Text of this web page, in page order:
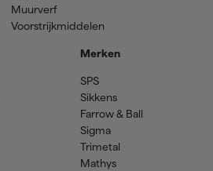
Muurverf
Voorstrijkmiddelen
Merken
SPS
Sikkens
Farrow & Ball
Sigma
Trimetal
Mathys